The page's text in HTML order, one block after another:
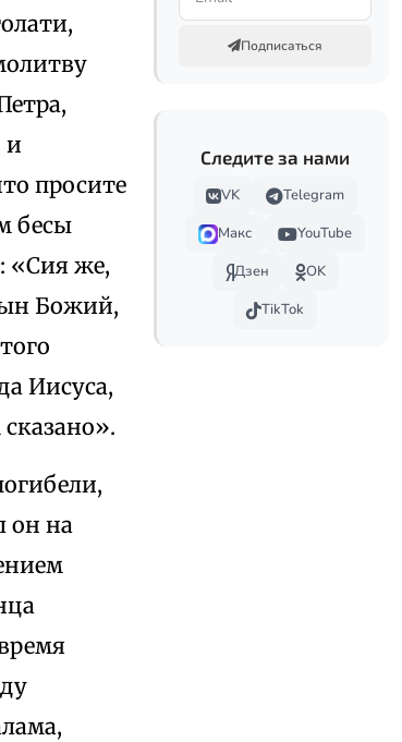
и
просите
бесы
«Сия же,
Божий,
Иисуса,
он на
Подписаться
Следите за нами
VK
Telegram
Макс
YouTube
Дзен
OK
TikTok